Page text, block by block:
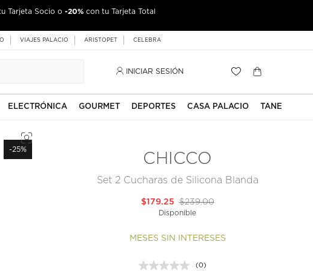
Tarjeta Socio o -20% con tu Tarjeta Total
VIAJES PALACIO ARISTOPET CELEBRA
INICIAR SESIÓN
ELECTRÓNICA GOURMET DEPORTES CASA PALACIO TANE
-25%
CHICCO
Set 2 Cucharas de Silicona Blanda
$239.00
$179.25
Disponible
MESES SIN INTERESES
(0)